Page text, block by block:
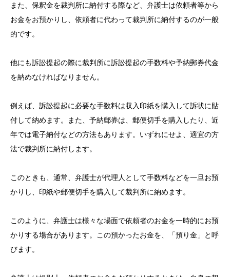
また、保釈金を裁判所に納付する際など、弁護士は依頼者等から
お金をお預かりし、依頼者に代わって裁判所に納付するのが一般
的です。
他にも訴訟提起の際に裁判所に訴訟提起の手数料や予納郵券代金
を納めなければなりません。
例えば、訴訟提起に必要な手数料は収入印紙を購入して訴状に貼
付して納めます。また、予納郵券は、郵便切手を購入したり、近
年では電子納付などの方法もあります。いずれにせよ、適宜の方
法で裁判所に納付します。
このときも、通常、弁護士が代理人として手数料などを一旦お預
かりし、印紙や郵便切手を購入して裁判所に納めます。
このように、弁護士は様々な場面で依頼者のお金を一時的にお預
かりする場合があります。この預かったお金を、「預り金」と呼
びます。